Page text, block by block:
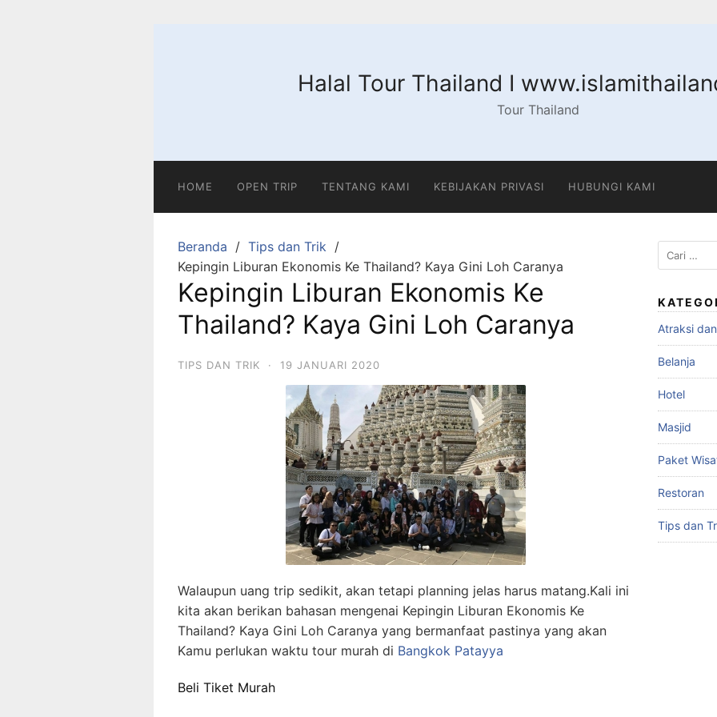
Halal Tour Thailand I
Tour Thailand
HOME OPEN TRIP TENTANG KAMI KEBIJAKAN PRIVASI HUBUNGI KAMI
Beranda
Tips dan Trik
Kepingin Liburan Ekonomis Ke Thailand? Kaya Gini Loh Caranya
Kepingin Liburan Ekonomis Ke
Thailand? Kaya Gini Loh Caranya
TIPS DAN TRIK · 19 JANUARI 2020
Walaupun uang trip sedikit, akan tetapi planning jelas harus matang.Kali ini
kita akan berikan bahasan mengenai Kepingin Liburan Ekonomis Ke
Thailand? Kaya Gini Loh Caranya yang bermanfaat pastinya yang akan
Kamu perlukan waktu tour murah di Bangkok Patayya
Beli Tiket Murah
Cari
untuk:
Atraksi
Belanja
Hotel
Masjid
Paket
Restoran
Tips dan